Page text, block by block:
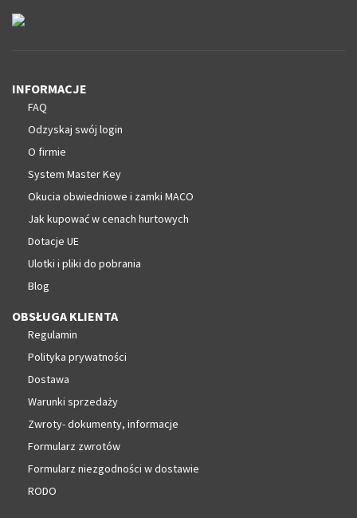
INFORMACJE
FAQ
Odzyskaj swój login
O firmie
System Master Key
Okucia obwiedniowe i zamki MACO
Jak kupować w cenach hurtowych
Dotacje UE
Ulotki i pliki do pobrania
Blog
OBSŁUGA KLIENTA
Regulamin
Polityka prywatności
Dostawa
Warunki sprzedaży
Zwroty- dokumenty, informacje
Formularz zwrotów
Formularz niezgodności w dostawie
RODO